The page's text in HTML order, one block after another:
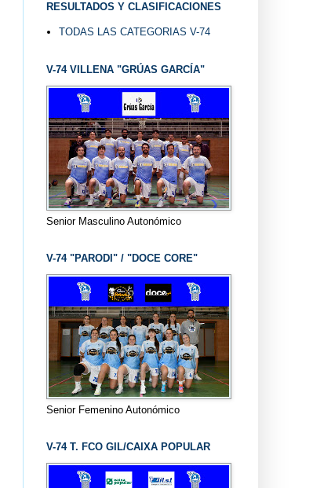
RESULTADOS Y CLASIFICACIONES
TODAS LAS CATEGORIAS V-74
V-74 VILLENA "GRÚAS GARCÍA"
Senior Masculino Autonómico
V-74 "PARODI" / "DOCE CORE"
Senior Femenino Autonómico
V-74 T. FCO GIL/CAIXA POPULAR